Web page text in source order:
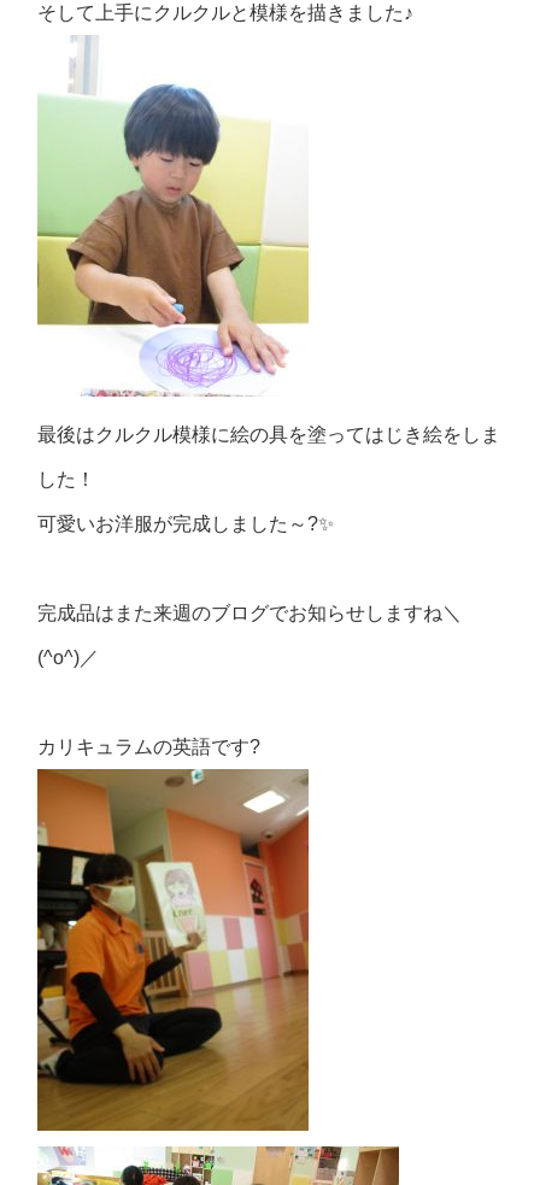
そして上手にクルクルと模様を描きました♪
最後はクルクル模様に絵の具を塗ってはじき絵をしま
した！
可愛いお洋服が完成しました～?✨
完成品はまた来週のブログでお知らせしますね＼
(^o^)／
カリキュラムの英語です?